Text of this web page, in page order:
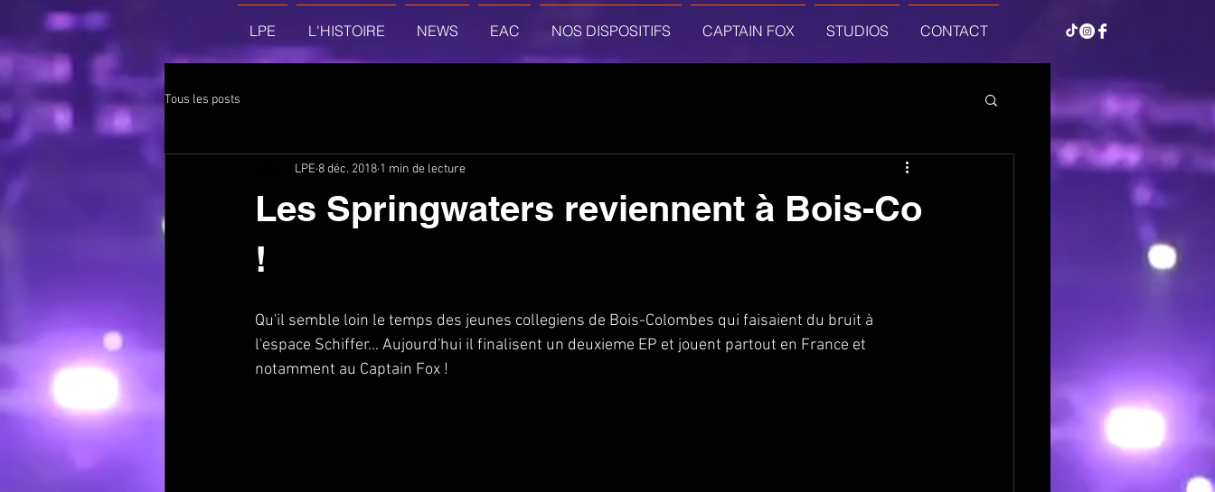
LPE L'HISTOIRE NEWS EAC NOS DISPOSITIFS CAPTAIN FOX STUDIOS CONTACT
Tous les posts
Les Springwaters reviennent à Bois-Co
!
LPE 8 déc. 2018 1 min de lecture
Qu'il semble loin le temps des jeunes collegiens de Bois-Colombes qui faisaient du bruit à
l'espace Schiffer... Aujourd'hui il finalisent un deuxieme EP et jouent partout en France et
notamment au Captain Fox !